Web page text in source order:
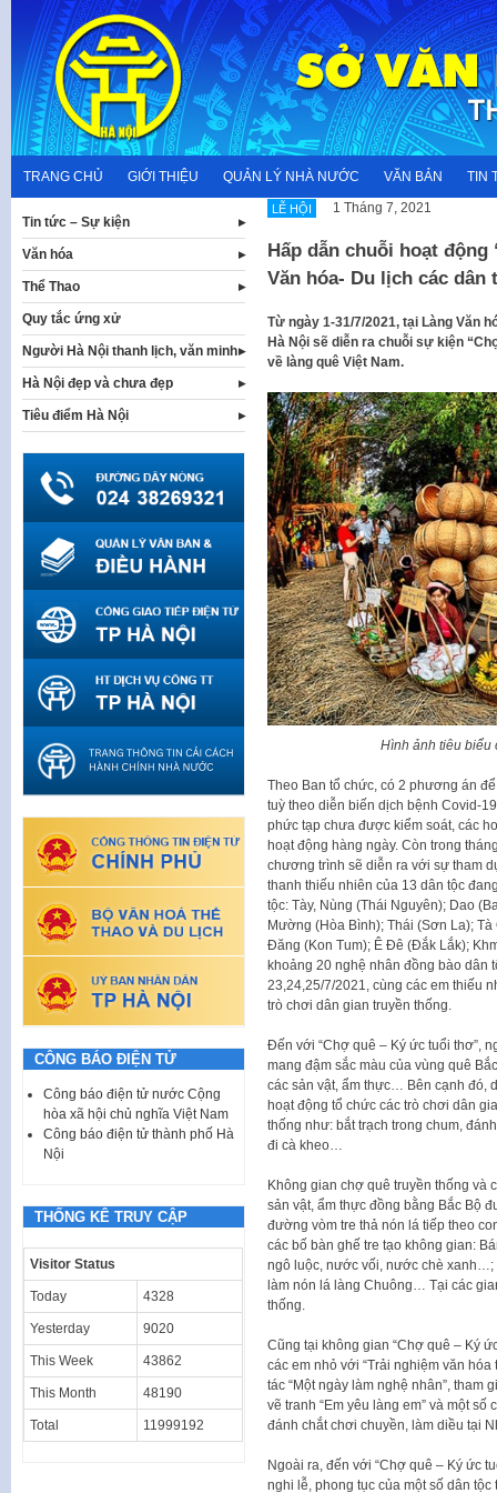
content
TRANG CHỦ GIỚI THIỆU QUẢN LÝ NHÀ NƯỚC VĂN BẢN TIN
LỄ HỘI 1 Tháng 7, 2021
Hấp dẫn chuỗi hoạt
Văn hóa- Du lịch các dân
Từ ngày 1-31/7/2021, tại Làng Văn
Hà Nội sẽ diễn ra chuỗi sự kiện
về làng quê Việt Nam.
Hình ảnh tiêu biểu
Theo Ban tổ chức, có 2 phương án
tuỳ theo diễn biến dịch bệnh Covid-
phức tạp chưa được kiểm soát, các
hoạt động hàng ngày. Còn trong
chương trình sẽ diễn ra với sự tham
thanh thiếu nhiên của 13 dân tộc
tộc: Tày, Nùng (Thái Nguyên); Dao
Mường (Hòa Bình); Thái (Sơn La);
Đăng (Kon Tum); Ê Đê (Đắk Lắk);
khoảng 20 nghệ nhân đồng bào
23,24,25/7/2021, cùng các em thiếu
trò chơi dân gian truyền thống.
Đến với “Chợ quê – Ký ức tuổi thơ”,
mang đậm sắc màu của vùng quê
các sản vật, ẩm thực… Bên cạnh đó,
hoạt động tổ chức các trò chơi dân
thống như: bắt trạch trong chum,
đi cà kheo…
Không gian chợ quê truyền thống và
sản vật, ẩm thực đồng bằng Bắc Bộ
đường vòm tre thả nón lá tiếp theo
các bố bàn ghế tre tạo không gian:
ngô luộc, nước vối, nước chè xanh…;
làm nón lá làng Chuông… Tại các
thống.
Cũng tại không gian “Chợ quê – Ký
các em nhỏ với “Trải nghiệm văn
tác “Một ngày làm nghệ nhân”, tham
vẽ tranh “Em yêu làng em” và một
đánh chắt chơi chuyền, làm diều tại
Ngoài ra, đến với “Chợ quê – Ký ức
nghi lễ, phong tục của một số dân
Tin tức – Sự kiện
Văn hóa
Thể Thao
Quy tắc ứng xử
Người Hà Nội thanh lịch, văn minh
Hà Nội đẹp và chưa đẹp
Tiêu điểm Hà Nội
CÔNG BÁO ĐIỆN TỬ
Công báo điện tử nước Cộng
hòa xã hội chủ nghĩa Việt Nam
Công báo điện tử thành phố Hà
Nội
THỐNG KÊ TRUY CẬP
Visitor Status
Today 4328
Yesterday 9020
This Week 43862
This Month 48190
Total 11999192